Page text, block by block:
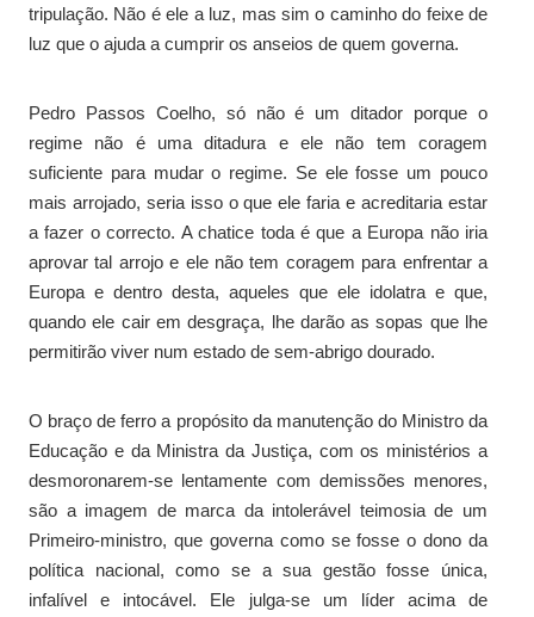
tripulação. Não é ele a luz, mas sim o caminho do feixe de
luz que o ajuda a cumprir os anseios de quem governa.
Pedro Passos Coelho, só não é um ditador porque o
regime não é uma ditadura e ele não tem coragem
suficiente para mudar o regime. Se ele fosse um pouco
mais arrojado, seria isso o que ele faria e acreditaria estar
a fazer o correcto. A chatice toda é que a Europa não iria
aprovar tal arrojo e ele não tem coragem para enfrentar a
Europa e dentro desta, aqueles que ele idolatra e que,
quando ele cair em desgraça, lhe darão as sopas que lhe
permitirão viver num estado de sem-abrigo dourado.
O braço de ferro a propósito da manutenção do Ministro da
Educação e da Ministra da Justiça, com os ministérios a
desmoronarem-se lentamente com demissões menores,
são a imagem de marca da intolerável teimosia de um
Primeiro-ministro, que governa como se fosse o dono da
política nacional, como se a sua gestão fosse única,
infalível e intocável. Ele julga-se um líder acima de